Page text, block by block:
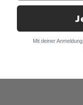
Mit deiner